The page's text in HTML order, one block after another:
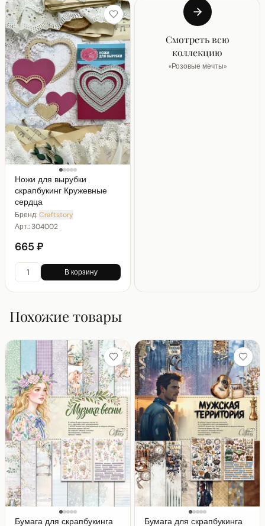
Ножи для вырубки
скрапбукинг Кружевные
сердца
Бренд:Craftstory
Арт.:304002
665 ₽
В корзину
Смотреть всю
коллекцию
«Розовые мечты»
Похожие товары
Бумага для скрапбукинга Бумага для скрапбукинга